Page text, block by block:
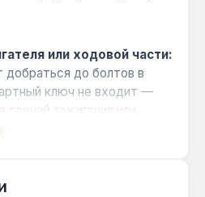
или ходовой части:
добраться до болтов в
ключ не входит —
свечей зажигания или
головку крепежа со